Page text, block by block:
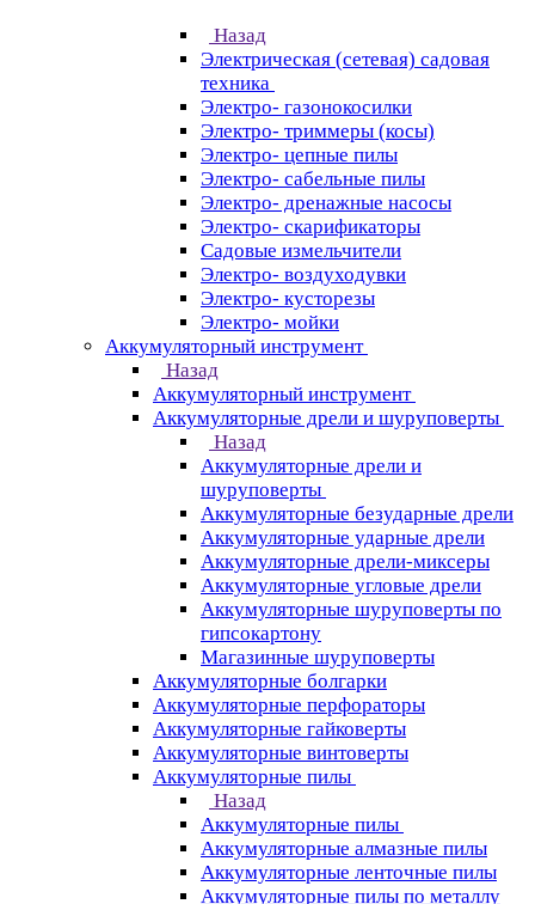
Назад
Электрическая (сетевая) садовая
техника
Электро- газонокосилки
Электро- триммеры (косы)
Электро- цепные пилы
Электро- сабельные пилы
Электро- дренажные насосы
Электро- скарификаторы
Садовые измельчители
Электро- воздуходувки
Электро- кусторезы
Электро- мойки
Аккумуляторный инструмент
Назад
Аккумуляторный инструмент
Аккумуляторные дрели и шуруповерты
Назад
Аккумуляторные дрели и
шуруповерты
Аккумуляторные безударные дрели
Аккумуляторные ударные дрели
Аккумуляторные дрели-миксеры
Аккумуляторные угловые дрели
Аккумуляторные шуруповерты по
гипсокартону
Магазинные шуруповерты
Аккумуляторные болгарки
Аккумуляторные перфораторы
Аккумуляторные гайковерты
Аккумуляторные винтоверты
Аккумуляторные пилы
Назад
Аккумуляторные пилы
Аккумуляторные алмазные пилы
Аккумуляторные ленточные пилы
Аккумуляторные пилы по металлу